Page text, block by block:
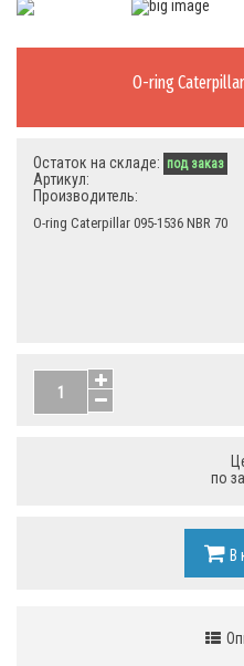
O-ring
Остаток на складе: под заказ
Артикул:
Производитель:
O-ring Caterpillar 095-1536 NBR 70
по
В